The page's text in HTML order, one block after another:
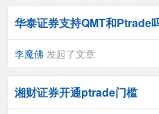
华泰证券支持QMT和Ptrade
李魔佛 发起了文章
湘财证券开通ptrade门槛